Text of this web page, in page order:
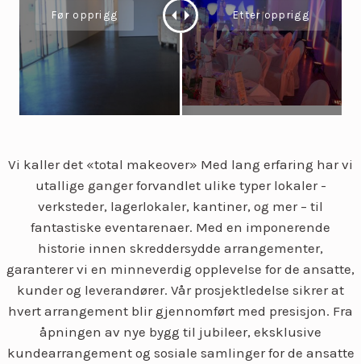
Vi kaller det «total makeover» Med lang erfaring har vi
utallige ganger forvandlet ulike typer lokaler -
verksteder, lagerlokaler, kantiner, og mer – til
fantastiske eventarenaer. Med en imponerende
historie innen skreddersydde arrangementer,
garanterer vi en minneverdig opplevelse for de ansatte,
kunder og leverandører. Vår prosjektledelse sikrer at
hvert arrangement blir gjennomført med presisjon. Fra
åpningen av nye bygg til jubileer, eksklusive
kundearrangement og sosiale samlinger for de ansatte